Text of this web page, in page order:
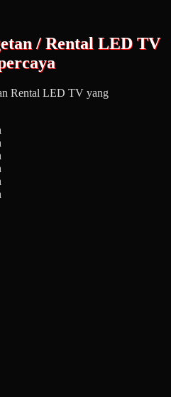
/ Rental LED TV
Rental LED TV yang